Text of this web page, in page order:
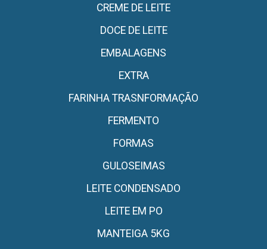
CREME DE LEITE
DOCE DE LEITE
EMBALAGENS
EXTRA
FARINHA TRASNFORMAÇÃO
FERMENTO
FORMAS
GULOSEIMAS
LEITE CONDENSADO
LEITE EM PO
MANTEIGA 5KG